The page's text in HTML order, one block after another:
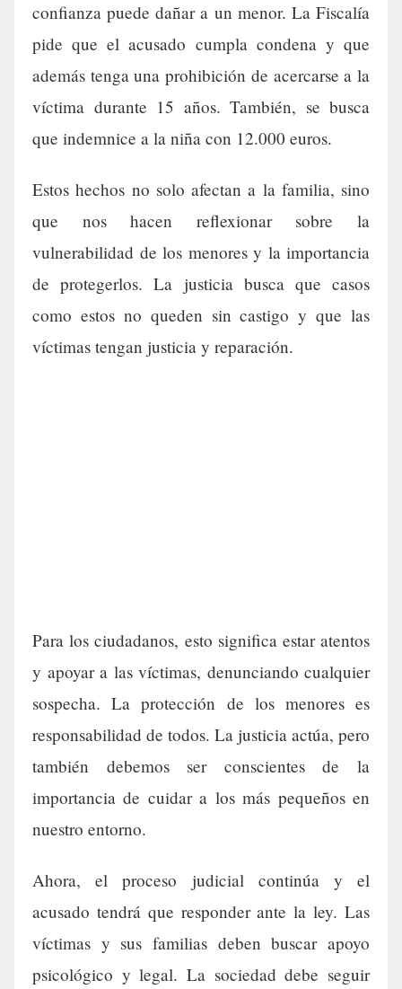
confianza puede dañar a un menor. La Fiscalía
pide que el acusado cumpla condena y que
además tenga una prohibición de acercarse a la
víctima durante 15 años. También, se busca
que indemnice a la niña con 12.000 euros.
Estos hechos no solo afectan a la familia, sino
que nos hacen reflexionar sobre la
vulnerabilidad de los menores y la importancia
de protegerlos. La justicia busca que casos
como estos no queden sin castigo y que las
víctimas tengan justicia y reparación.
Para los ciudadanos, esto significa estar atentos
y apoyar a las víctimas, denunciando cualquier
sospecha. La protección de los menores es
responsabilidad de todos. La justicia actúa, pero
también debemos ser conscientes de la
importancia de cuidar a los más pequeños en
nuestro entorno.
Ahora, el proceso judicial continúa y el
acusado tendrá que responder ante la ley. Las
víctimas y sus familias deben buscar apoyo
psicológico y legal. La sociedad debe seguir